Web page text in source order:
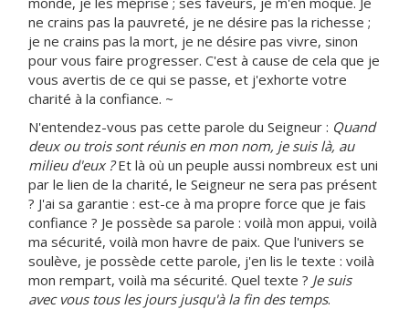
ne crains pas la pauvreté, je ne désire pas la richesse ;
je ne crains pas la mort, je ne désire pas vivre, sinon
pour vous faire progresser. C'est à cause de cela que je
vous avertis de ce qui se passe, et j'exhorte votre
charité à la confiance. ~
N'entendez-vous pas cette parole du Seigneur : Quand
deux ou trois sont réunis en mon nom, je suis là, au
milieu d'eux ?Et là où un peuple aussi nombreux est uni
par le lien de la charité, le Seigneur ne sera pas présent
? J'ai sa garantie : est-ce à ma propre force que je fais
confiance ? Je possède sa parole : voilà mon appui, voilà
ma sécurité, voilà mon havre de paix. Que l'univers se
soulève, je possède cette parole, j'en lis le texte : voilà
mon rempart, voilà ma sécurité. Quel texte ? Je suis
avec vous tous les jours jusqu'à la fin des temps.